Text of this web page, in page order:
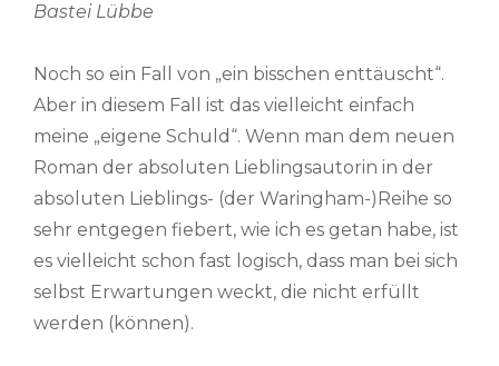
Bastei Lübbe
Noch so ein Fall von „ein bisschen enttäuscht“.
Aber in diesem Fall ist das vielleicht einfach
meine „eigene Schuld“. Wenn man dem neuen
Roman der absoluten Lieblingsautorin in der
absoluten Lieblings- (der Waringham-)Reihe so
sehr entgegen fiebert, wie ich es getan habe, ist
es vielleicht schon fast logisch, dass man bei sich
selbst Erwartungen weckt, die nicht erfüllt
werden (können).